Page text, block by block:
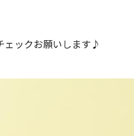
ェックお願いします♪